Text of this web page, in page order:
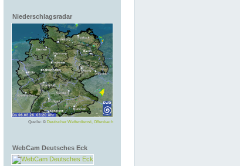
Niederschlagsradar
Quelle: © Deutscher Wetterdienst, Offenbach
WebCam Deutsches Eck